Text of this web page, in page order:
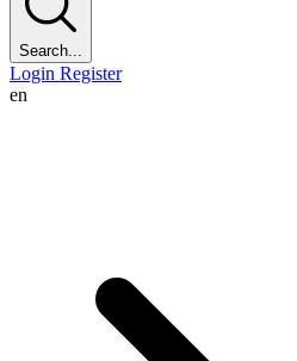
Search...
Login Register
en